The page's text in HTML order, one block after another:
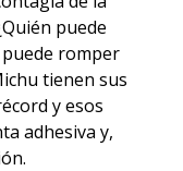
puede
puede romper
tienen sus
y esos
adhesiva y,